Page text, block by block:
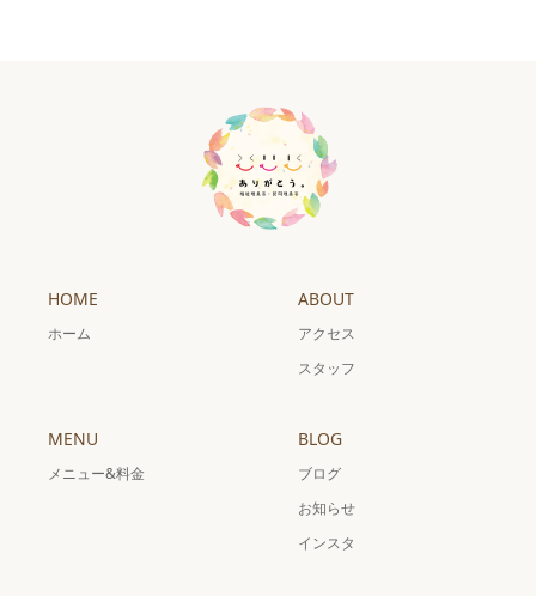
HOME
ホーム
ABOUT
アクセス
スタッフ
MENU
メニュー&料金
BLOG
ブログ
お知らせ
インスタ